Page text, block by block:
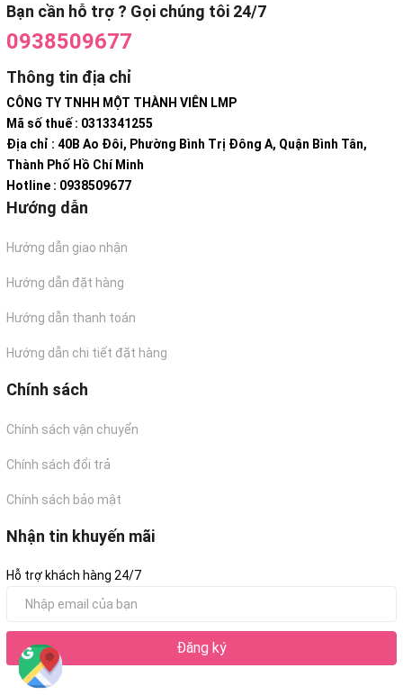
Bạn cần hỗ trợ ? Gọi chúng tôi 24/7
0938509677
Thông tin địa chỉ
CÔNG TY TNHH MỘT THÀNH VIÊN LMP
Mã số thuế : 0313341255
Địa chỉ : 40B Ao Đôi, Phường Bình Trị Đông A, Quận Bình Tân,
Thành Phố Hồ Chí Minh
Hotline : 0938509677
Hướng dẫn
Hướng dẫn giao nhận
Hướng dẫn đặt hàng
Hướng dẫn thanh toán
Hướng dẫn chi tiết đặt hàng
Chính sách
Chính sách vận chuyển
Chính sách đổi trả
Chính sách bảo mật
Nhận tin khuyến mãi
Hỗ trợ khách hàng 24/7
Đăng ký